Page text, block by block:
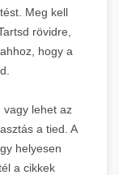
Meg kell
rövidre,
hogy a
vagy lehet az
a tied. A
helyesen
a cikkek